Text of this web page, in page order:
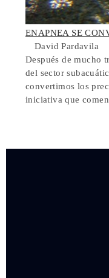
ENAPNEA SE
David Pardavila
Después de mucho
del sector
convertimos los
iniciativa que